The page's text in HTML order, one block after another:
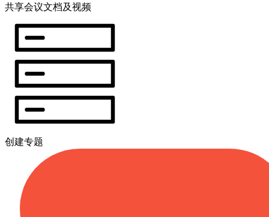
共享会议文档及视频
创建专题